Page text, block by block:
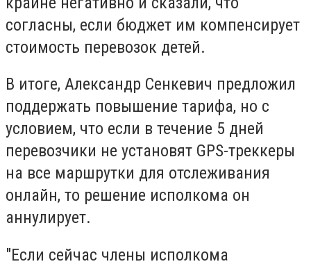
согласны, если бюджет им компенсирует
стоимость перевозок детей.
В итоге, Александр Сенкевич предложил
поддержать повышение тарифа, но с
условием, что если в течение 5 дней
перевозчики не установят GPS-треккеры
на все маршрутки для отслеживания
онлайн, то решение исполкома он
аннулирует.
"Если сейчас члены исполкома